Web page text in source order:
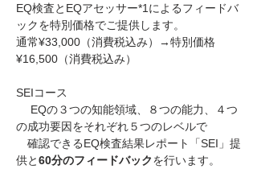
EQ検査とEQアセッサー*1によるフィードバ
ックを特別価格でご提供します。
通常¥33,000（消費税込み）→特別価格
¥16,500（消費税込み）
SEIコース
EQの３つの知能領域、８つの能力、４つ
の成功要因をそれぞれ５つのレベルで
確認できるEQ検査結果レポート「SEI」提
供と60分のフィードバックを行います。